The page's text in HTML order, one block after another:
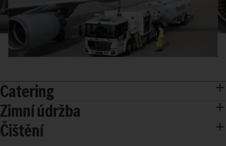
Catering
Zimní údržba
Čištění